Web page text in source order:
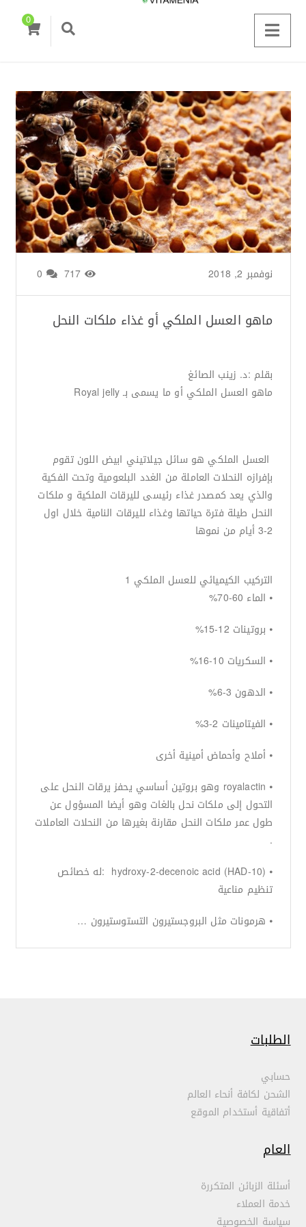
0
من طرف نوفمبر 2, 2018
ماهو العسل الملكي أو غذاء ملكات النحل
بقلم :د. زينب الصائغ
ماهو العسل الملكي أو ما يسمى بـ Royal jelly
العسل الملكي هو سائل جيلاتيني ابيض اللون تقوم
بإفرازه النحلات العاملة من الغدد البلعومية وتحت الفكية
والذي يعد كمصدر غذاء رئيسى لليرقات الملكية و ملكات
النحل طيلة فترة حياتها وغذاء لليرقات النامية خلال اول
2-3 أيام من نموها
التركيب الكيميائي للعسل الملكي 1
⦁ الماء 60-70%
⦁ بروتينات 12-15%
⦁ السكريات 10-16%
⦁ الدهون 3-6%
⦁ الفيتامينات 2-3%
⦁ أملاح وأحماض أمينية أخرى
⦁ royalactin وهو بروتين أساسي يحفز يرقات النحل على
التحول إلى ملكات نحل بالغات وهو أيضا المسؤول عن
طول عمر ملكات النحل مقارنة بغيرها من النحلات العاملات
.
⦁ (10-hydroxy-2-decenoic acid (HAD :له خصائص
تنظيم مناعية
⦁ هرمونات مثل البروجستيرون التستوستيرون …
الطلبات
حسابي
الشحن لكافة أنحاء العالم
أتفاقية أستخدام الموقع
العام
أسئلة الزبائن المتكررة
خدمة العملاء
سياسة الخصوصية